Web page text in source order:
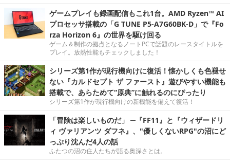
ゲームプレイも録画配信もこれ1台。AMD Ryzen™ AI
プロセッサ搭載の「G TUNE P5-A7G60BK-D」で『Fo
rza Horizon 6』の世界を駆け回る
ゲーム＆制作の拠点となるノートPCで話題のレースタイトルを
プレイ。放熱性能もチェックしました！
シリーズ第1作が現行機向けに復活！懐かしくも色褪せ
ない『カルドセプト ザ ファースト』遊びやすい機能も
搭載で、あらためて“原典”に触れるのにぴったり
シリーズ第1作が現行機向けの新機能を備えて復活！
「冒険は楽しいものだ」 ─『FF11』と『ウィザードリ
ィ ヴァリアンツ ダフネ』、"優しくないRPG"の沼にど
っぷり沈んだ4人の話
ふたつの沼の住人たちが語る奥深さとは。